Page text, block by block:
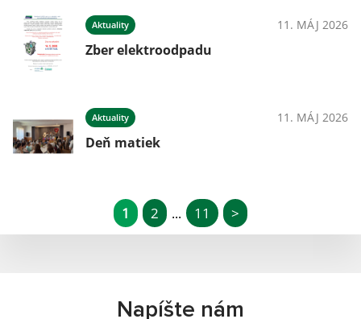
Aktuality 11. MÁJ 2026
Zber elektroodpadu
Aktuality 11. MÁJ 2026
Deň matiek
1 2 ... 11 >
Napíšte nám